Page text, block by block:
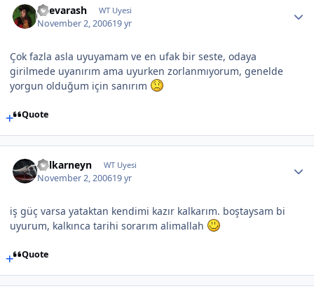
Shevarash WT Uyesi
November 2, 200619 yr
Çok fazla asla uyuyamam ve en ufak bir seste, odaya
girilmede uyanırım ama uyurken zorlanmıyorum, genelde
yorgun olduğum için sanırım
Quote
Zulkarneyn WT Uyesi
November 2, 200619 yr
iş güç varsa yataktan kendimi kazır kalkarım. boştaysam bi
uyurum, kalkınca tarihi sorarım alimallah
Quote